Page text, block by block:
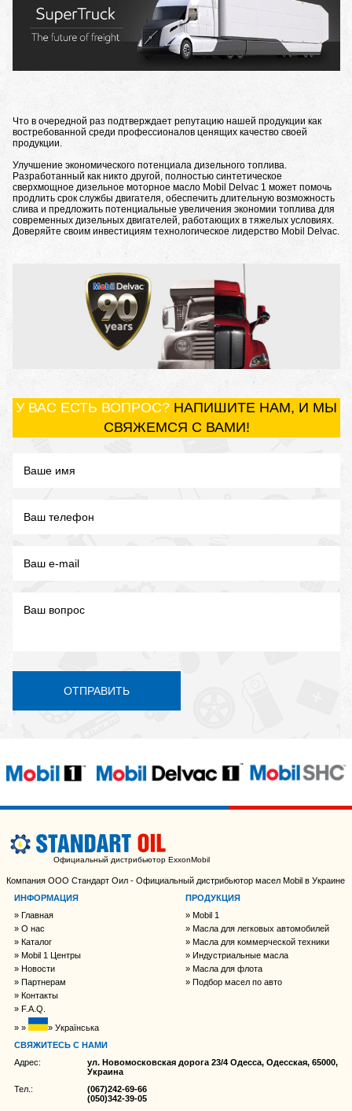
Что в очередной раз подтверждает репутацию нашей продукции как
востребованной среди профессионалов ценящих качество своей
продукции.
Улучшение экономического потенциала дизельного топлива.
Разработанный как никто другой, полностью синтетическое
сверхмощное дизельное моторное масло Mobil Delvac 1 может помочь
продлить срок службы двигателя, обеспечить длительную возможность
слива и предложить потенциальные увеличения экономии топлива для
современных дизельных двигателей, работающих в тяжелых условиях.
Доверяйте своим инвестициям технологическое лидерство Mobil Delvac.
У ВАС ЕСТЬ ВОПРОС? НАПИШИТЕ НАМ, И МЫ
СВЯЖЕМСЯ С ВАМИ!
ОТПРАВИТЬ
Официальный дистрибьютор ExxonMobil
Компания ООО Стандарт Оил - Официальный дистрибьютор масел Mobil в Украине
ИНФОРМАЦИЯ
Главная
О нас
Каталог
Mobil 1 Центры
Новости
Партнерам
Контакты
F.A.Q.
Українська
ПРОДУКЦИЯ
Mobil 1
Масла для легковых автомобилей
Масла для коммерческой техники
Индустриальные масла
Масла для флота
Подбор масел по авто
СВЯЖИТЕСЬ С НАМИ
Адрес:
ул. Новомосковская дорога 23/4 Одесса, Одесская, 65000,
Украина
Тел.:
(067)242-69-66
(050)342-39-05